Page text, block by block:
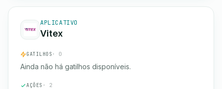
APLICATIVO
Vitex
GATILHOS · 0
Ainda não há gatilhos disponíveis.
AÇÕES · 2